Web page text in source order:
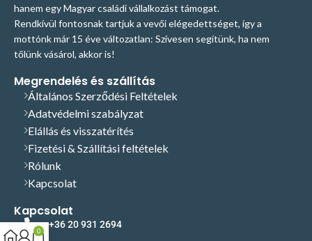
hanem egy Magyar családi vállalkozást támogat.
Rendkívül fontosnak tartjuk a vevői elégedettséget, így a
mottónk már 15 éve változatlan: Szívesen segítünk, ha nem
tőlünk vásárol, akkor is!
Megrendelés és szállítás
Általános Szerződési Feltételek
Adatvédelmi szabályzat
Elállás és visszatérítés
Fizetési & Szállítási feltételek
Rólunk
Kapcsolat
Kapcsolat
+36 20 931 2694
0